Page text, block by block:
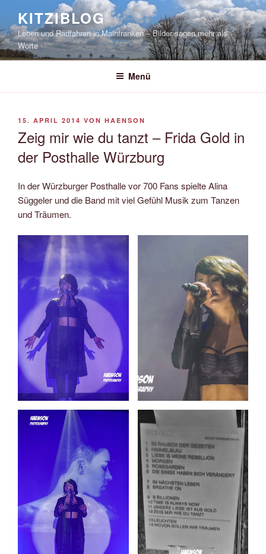
springen
KITZIBLOG
Leben und Radfahren in Mainfranken – Bilder sagen mehr als
Worte
Menü
VERÖFFENTLICHT
15. APRIL 2014 VON HAENSON
Zeig mir wie du tanzt – Frida Gold in
der Posthalle Würzburg
In der Würzburger Posthalle vor 700 Fans spielte Alina
Süggeler und die Band mit viel Gefühl Musik zum Tanzen
und Träumen.